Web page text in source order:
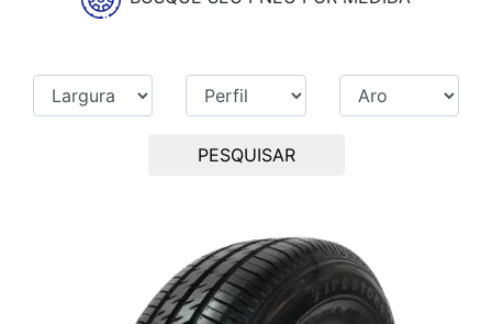
PESQUISAR